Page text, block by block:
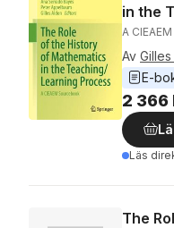
in the
A
Av
E-
2 366
Läs
The